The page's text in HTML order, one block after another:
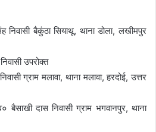
बैकुंठा सियाथू, थाना डोला, लखीमपुर
उपरोक्त
ग्राम मलावा, थाना मलावा, हरदोई, उत्तर
दास निवासी ग्राम भगवानपुर, थाना